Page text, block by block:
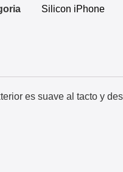
Silicon iPhone
es suave al tacto y